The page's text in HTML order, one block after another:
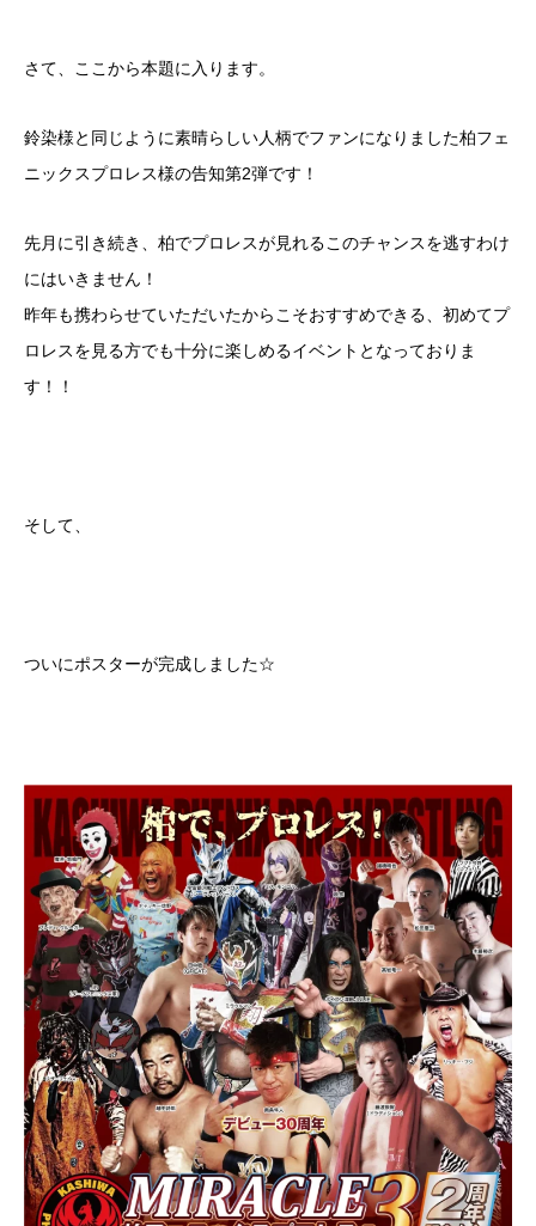
さて、ここから本題に入ります。
鈴染様と同じように素晴らしい人柄でファンになりました柏フェ
ニックスプロレス様の告知第2弾です！
先月に引き続き、柏でプロレスが見れるこのチャンスを逃すわけ
にはいきません！
昨年も携わらせていただいたからこそおすすめできる、初めてプ
ロレスを見る方でも十分に楽しめるイベントとなっておりま
す！！
そして、
ついにポスターが完成しました☆